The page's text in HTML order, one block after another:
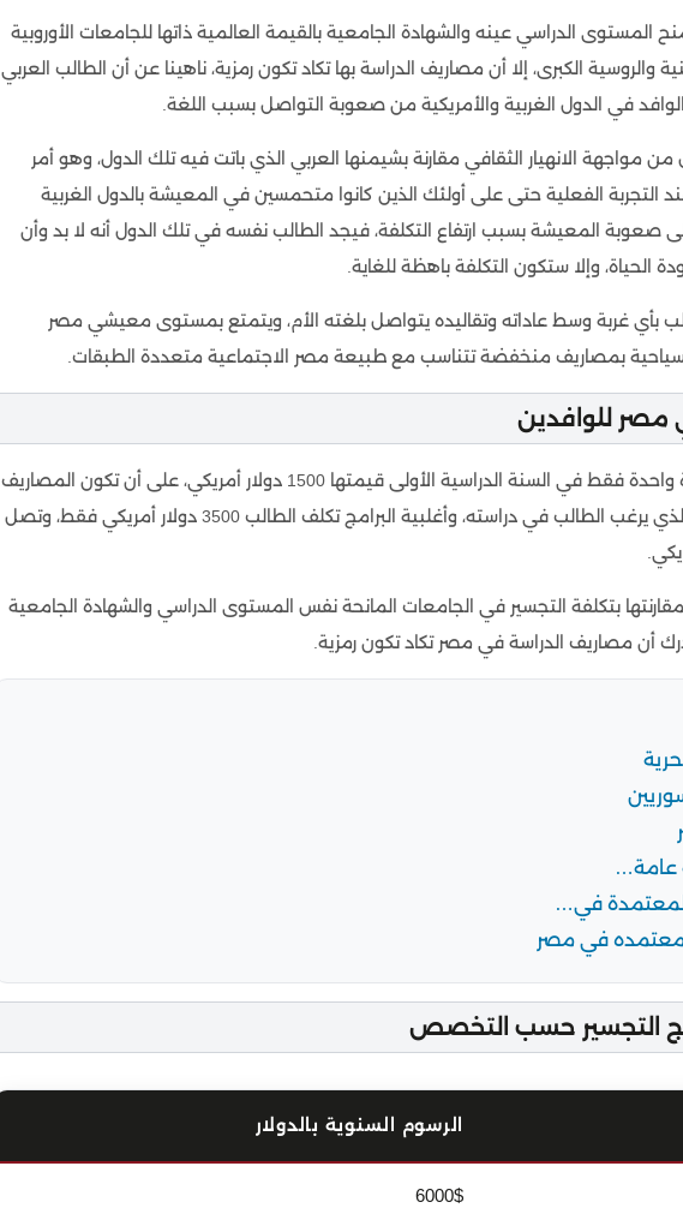
الدراسي عينه والشهادة الجامعية بالقيمة العالمية ذاتها للجامعات الأوروبية
والروسية الكبرى، إلا أن مصاريف الدراسة بها تكاد تكون رمزية، ناهينا عن أن الطالب العربي
في الدول الغربية والأمريكية من صعوبة التواصل بسبب اللغة.
مواجهة الانهيار الثقافي مقارنة بشيمنها العربي الذي باتت فيه تلك الدول، وهو أمر
التجربة الفعلية حتى على أولئك الذين كانوا متحمسين في المعيشة بالدول الغربية
إلى صعوبة المعيشة بسبب ارتفاع التكلفة، فيجد الطالب نفسه في تلك الدول أنه لا بد وأن
الحياة، وإلا ستكون التكلفة باهظة للغاية.
بأي غربة وسط عاداته وتقاليده يتواصل بلغته الأم، ويتمتع بمستوى معيشي مصر
بمصاريف منخفضة تتناسب مع طبيعة مصر الاجتماعية متعددة الطبقات.
مصر للوافدين
يدفع الوافد رسوم قيد مرة واحدة فقط في السنة الدراسية الأولى قيمتها 1500 دولار أمريكي، على أن تكون المصاريف
السنوية بناء على البرنامج الذي يرغب الطالب في دراسته، وأغلبية البرامج تكلف الطالب 3500 دولار أمريكي فقط، وتصل
بتكلفة التجسير في الجامعات المانحة نفس المستوى الدراسي والشهادة الجامعية
أن مصاريف الدراسة في مصر تكاد تكون رمزية.
عامة…
المعتمدة في…
في مصر
التجسير حسب التخصص
الرسوم السنوية بالدولار
6000$